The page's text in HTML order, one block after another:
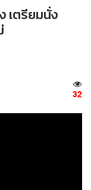
เตรียมนั่ง
32